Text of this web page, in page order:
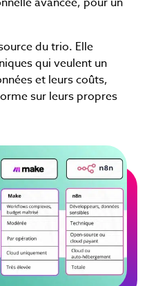
du trio. Elle
qui veulent un
et leurs coûts,
sur leurs propres